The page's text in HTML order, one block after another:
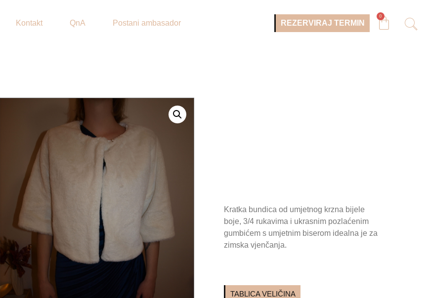
Kontakt QnA Postani ambasador REZERVIRAJ TERMIN
0
Kratka bundica od umjetnog krzna bijele
boje, 3/4 rukavima i ukrasnim pozlaćenim
gumbićem s umjetnim biserom idealna je za
zimska vjenčanja.
TABLICA VELIČINA